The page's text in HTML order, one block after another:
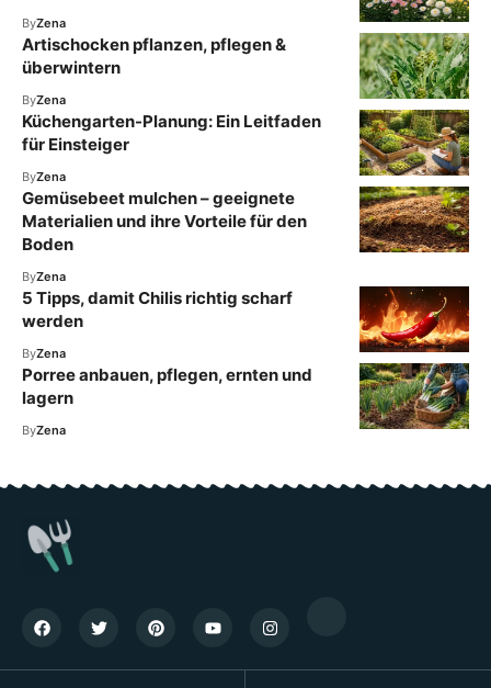
ByZena
Artischocken pflanzen, pflegen &
überwintern
ByZena
Küchengarten-Planung: Ein Leitfaden
für Einsteiger
ByZena
Gemüsebeet mulchen – geeignete
Materialien und ihre Vorteile für den
Boden
ByZena
5 Tipps, damit Chilis richtig scharf
werden
ByZena
Porree anbauen, pflegen, ernten und
lagern
ByZena